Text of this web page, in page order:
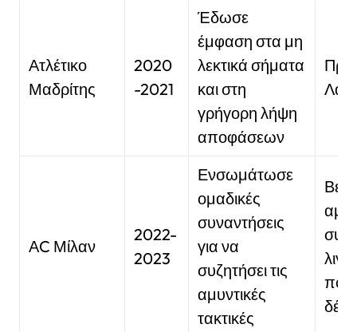
Ατλέτικο
Μαδρίτης
2020
-2021
Έδωσε
έμφαση στα μη
λεκτικά σήματα
και στη
γρήγορη λήψη
αποφάσεων
Λα
ΑC Μίλαν
2022-
2023
Ενσωμάτωσε
ομαδικές
συναντήσεις
για να
συζητήσει τις
αμυντικές
τακτικές
που